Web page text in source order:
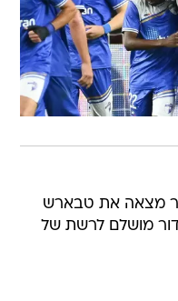
מצאה את טבארש
מושלם לרשת של